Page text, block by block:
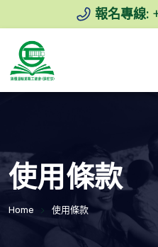
報名專線:
使用條款
Home 使用條款